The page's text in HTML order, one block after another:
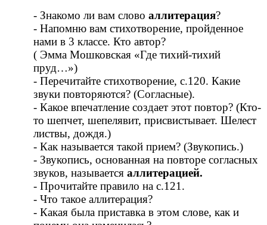
- Знакомо ли вам слово аллитерация?
- Напомню вам стихотворение, пройденное
нами в 3 классе. Кто автор?
( Эмма Мошковская «Где тихий-тихий
пруд…»)
- Перечитайте стихотворение, с.120. Какие
звуки повторяются? (Согласные).
- Какое впечатление создает этот повтор? (Кто-
то шепчет, шепелявит, присвистывает. Шелест
листвы, дождя.)
- Как называется такой прием? (Звукопись.)
- Звукопись, основанная на повторе согласных
звуков, называется аллитерацией.
- Прочитайте правило на с.121.
- Что такое аллитерация?
- Какая была приставка в этом слове, как и